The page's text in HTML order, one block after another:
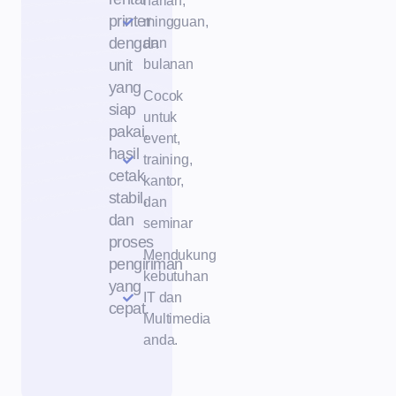
printer
dengan
unit
yang
siap
pakai,
hasil
cetak
stabil,
dan
proses
pengiriman
yang
cepat.
mingguan,
dan
bulanan
Cocok
untuk
event,
training,
kantor,
dan
seminar
Mendukung
kebutuhan
IT dan
Multimedia
anda.